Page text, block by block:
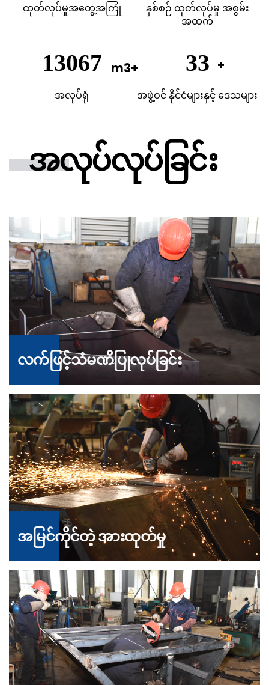
ထုတ်လုပ်မှုအတွေ့အကြုံ
နှစ်စဉ် ထုတ်လုပ်မှု အစွမ်း
အထက်
20000
အလုပ်ရုံ
50
အဖွဲ့ဝင် နိုင်ငံများနှင့် ဒေသများ
အလုပ်လုပ်ခြင်း
လက်ဖြင့်သံမဏိပြုလုပ်ခြင်း
အမြင်ကိုင်တဲ့ အားထုတ်မှု